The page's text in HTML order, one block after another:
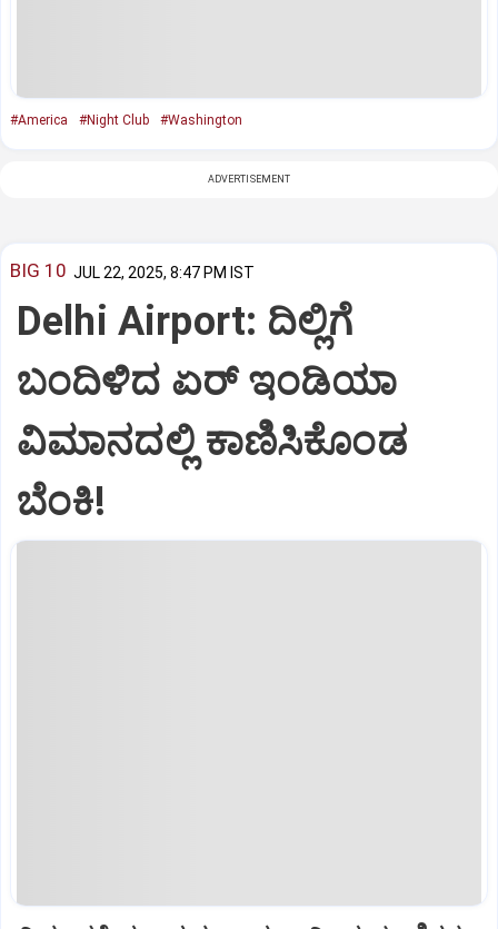
#America #Night Club #Washington
ADVERTISEMENT
BIG 10 JUL 22, 2025, 8:47 PM IST
Delhi Airport: ದಿಲ್ಲಿಗೆ
ಬಂದಿಳಿದ ಏರ್‌ ಇಂಡಿಯಾ
ವಿಮಾನದಲ್ಲಿ ಕಾಣಿಸಿಕೊಂಡ
ಬೆಂಕಿ!